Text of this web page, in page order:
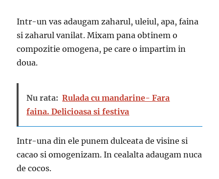
Intr-un vas adaugam zaharul, uleiul, apa, faina
si zaharul vanilat. Mixam pana obtinem o
compozitie omogena, pe care o impartim in
doua.
Nu rata: Rulada cu mandarine- Fara
faina. Delicioasa si festiva
Intr-una din ele punem dulceata de visine si
cacao si omogenizam. In cealalta adaugam nuca
de cocos.